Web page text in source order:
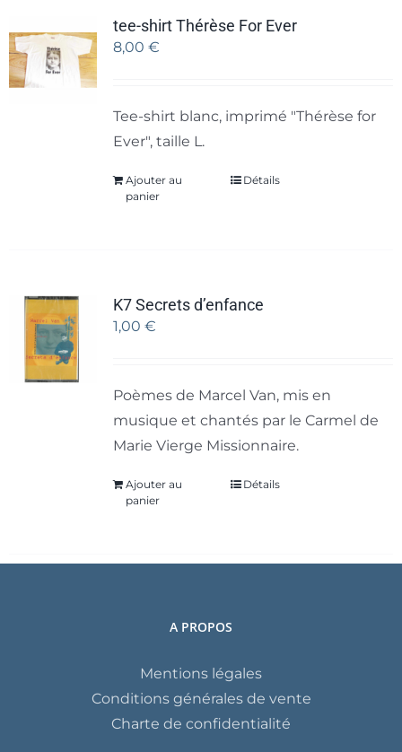
tee-shirt Thérèse For Ever
8,00 €
Tee-shirt blanc, imprimé "Thérèse for
Ever", taille L.
Ajouter au
panier
Détails
K7 Secrets d’enfance
1,00 €
Poèmes de Marcel Van, mis en
musique et chantés par le Carmel de
Marie Vierge Missionnaire.
Ajouter au
panier
Détails
A PROPOS
Mentions légales
Conditions générales de vente
Charte de confidentialité